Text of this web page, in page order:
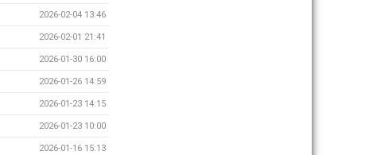
2026-02-04 13:46
2026-02-01 21:41
2026-01-30 16:00
2026-01-26 14:59
2026-01-23 14:15
2026-01-23 10:00
2026-01-16 15:13